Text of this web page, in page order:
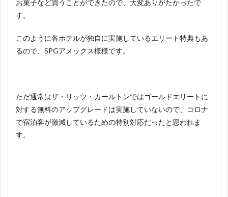
お菓子など買うことができたので、大変ありがたかったで
す。
このように各ホテルが独自に実施しているエリート特典もあ
るので、SPGアメックス様様です。
ただ通常はザ・リッツ・カールトンではゴールドエリートに
対する無料のアップグレードは実施していないので、コロナ
で宿泊客が激減しているための特別対応だったと思われま
す。